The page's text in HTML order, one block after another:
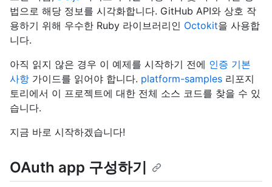
법으로 해당 정보를 시각화합니다. GitHub API와 상호 작
용하기 위해 우수한 Ruby 라이브러리인 Octokit을 사용합
니다.
아직 읽지 않은 경우 이 예제를 시작하기 전에 인증 기본
사항 가이드를 읽어야 합니다. platform-samples 리포지
토리에서 이 프로젝트에 대한 전체 소스 코드를 찾을 수 있
습니다.
지금 바로 시작하겠습니다!
OAuth app 구성하기